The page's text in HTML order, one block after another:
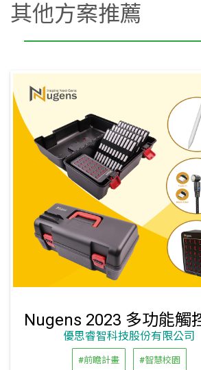
其他方案推薦
優思睿智科技股份有限公司
#前瞻計畫 #智慧校園